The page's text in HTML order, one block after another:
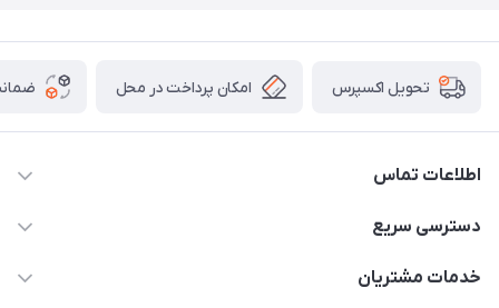
تحویل اکسپرس امکان پرداخت در محل
اطلاعات تماس
09332394024-09120346631
دسترسی سریع
حساب کاربری
خدمات مشتریان